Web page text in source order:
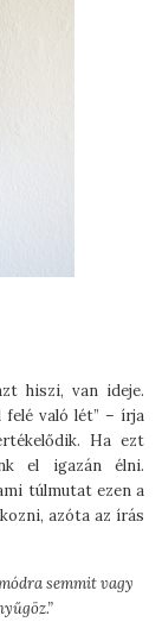
hiszi, van ideje.
felé való lét” – írja
Ha ezt
el igazán élni.
túlmutat ezen a
azóta az írás
semmit vagy